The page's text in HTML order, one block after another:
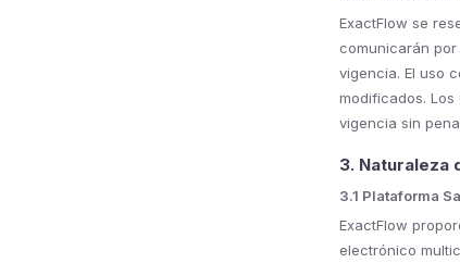
ExactFlow se
comunicarán
vigencia. El uso
modificados.
vigencia sin
3. Naturaleza
3.1 Plataforma
ExactFlow
electrónico